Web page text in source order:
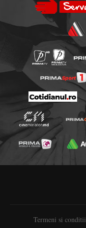
Termeni si conditii